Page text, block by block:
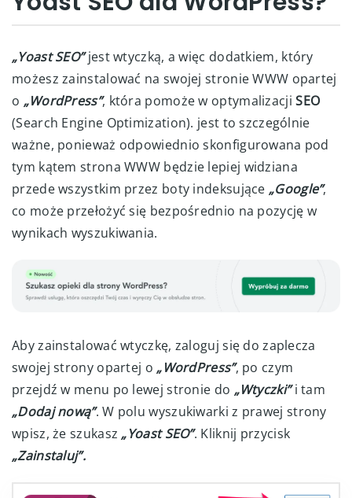
„Yoast SEO”jest wtyczką, a więc dodatkiem, który
możesz zainstalować na swojej stronie WWW opartej
o „WordPress”, która pomoże w optymalizacjiSEO
(Search Engine Optimization). jest to szczególnie
ważne, ponieważ odpowiednio skonfigurowana pod
tym kątem strona WWW będzie lepiej widziana
przede wszystkim przez boty indeksujące „Google”,
co może przełożyć się bezpośrednio na pozycję w
wynikach wyszukiwania.
Aby zainstalować wtyczkę, zaloguj się do zaplecza
swojej strony opartej o „WordPress”, po czym
przejdź w menu po lewej stronie do „Wtyczki”i tam
„Dodaj nową”. W polu wyszukiwarki z prawej strony
wpisz, że szukasz „Yoast SEO”. Kliknij przycisk
„Zainstaluj”.